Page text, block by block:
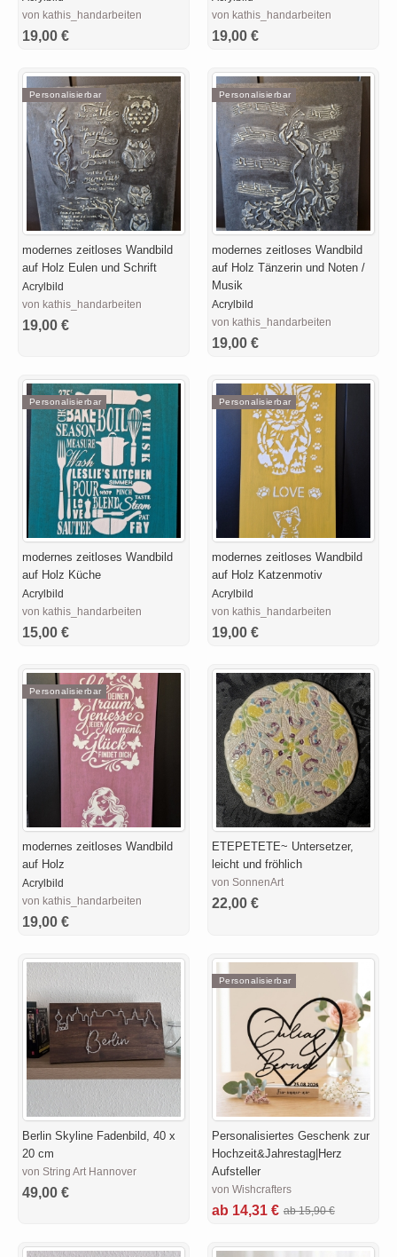
von kathis_handarbeiten
19,00 €
von kathis_handarbeiten
19,00 €
Personalisierbar
modernes zeitloses Wandbild
auf Holz Eulen und Schrift
Acrylbild
von kathis_handarbeiten
19,00 €
Personalisierbar
modernes zeitloses Wandbild
auf Holz Tänzerin und Noten /
Musik
Acrylbild
von kathis_handarbeiten
19,00 €
Personalisierbar
modernes zeitloses Wandbild
auf Holz Küche
Acrylbild
von kathis_handarbeiten
15,00 €
Personalisierbar
modernes zeitloses Wandbild
auf Holz Katzenmotiv
Acrylbild
von kathis_handarbeiten
19,00 €
Personalisierbar
modernes zeitloses Wandbild
auf Holz
Acrylbild
von kathis_handarbeiten
19,00 €
ETEPETETE~ Untersetzer,
leicht und fröhlich
von SonnenArt
22,00 €
Berlin Skyline Fadenbild, 40 x
20 cm
von String Art Hannover
49,00 €
Personalisierbar
Personalisiertes Geschenk zur
Hochzeit&Jahrestag|Herz
Aufsteller
von Wishcrafters
ab 14,31 € ab 15,90 €